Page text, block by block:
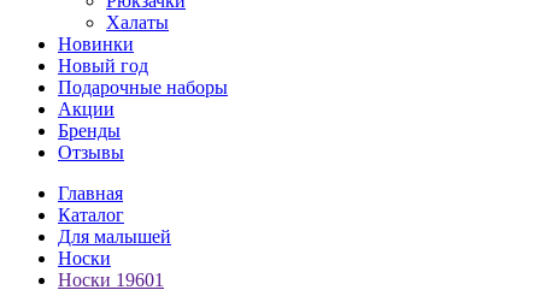
Халаты
Новинки
Новый год
Подарочные наборы
Акции
Бренды
Отзывы
Главная
Каталог
Для малышей
Носки
Носки 19601